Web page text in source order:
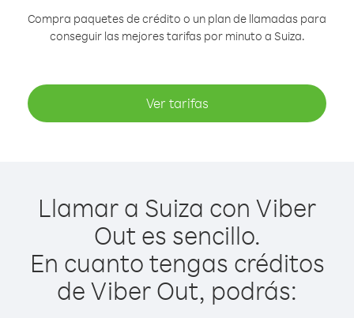
Compra paquetes de crédito o un plan de llamadas para
conseguir las mejores tarifas por minuto a Suiza.
Ver tarifas
Llamar a Suiza con Viber
Out es sencillo.
En cuanto tengas créditos
de Viber Out, podrás: